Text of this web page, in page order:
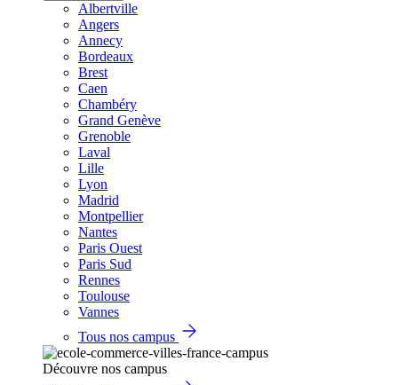
Albertville
Angers
Annecy
Bordeaux
Brest
Caen
Chambéry
Grand Genève
Grenoble
Laval
Lille
Lyon
Madrid
Montpellier
Nantes
Paris Ouest
Paris Sud
Rennes
Toulouse
Vannes
Tous nos campus
Découvre nos campus